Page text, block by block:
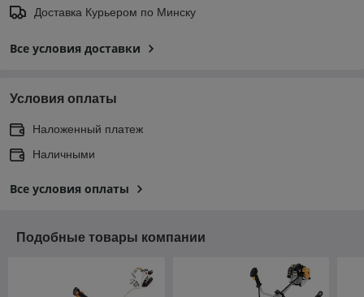
Доставка Курьером по Минску
Все условия доставки
Условия оплаты
Наложенный платеж
Наличными
Все условия оплаты
Подобные товары компании